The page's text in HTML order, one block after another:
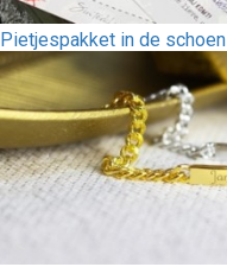
Pietjespakket in de schoen